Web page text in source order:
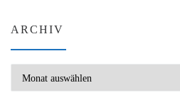
ARCHIV